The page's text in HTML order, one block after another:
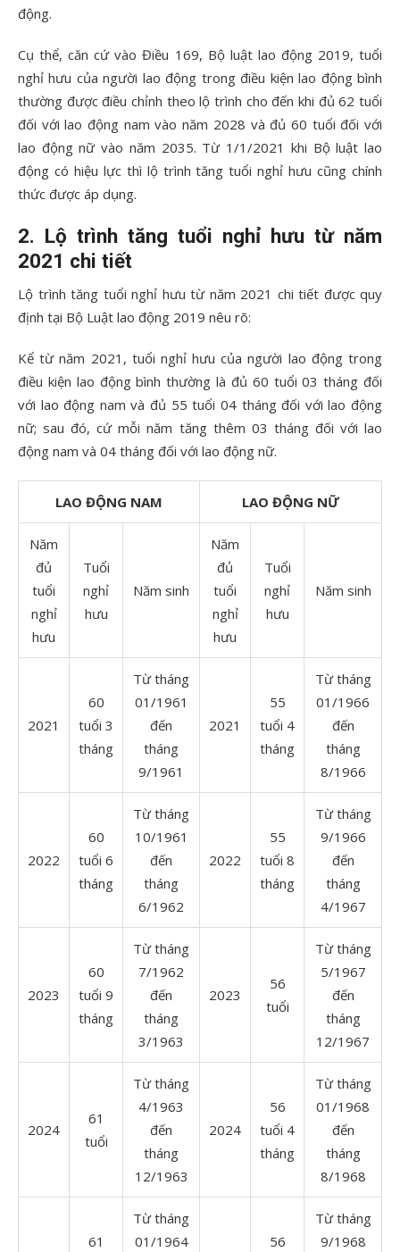
động.
Cụ thể, căn cứ vào Điều 169, Bộ luật lao động 2019, tuổi
nghỉ hưu của người lao động trong điều kiện lao động bình
thường được điều chỉnh theo lộ trình cho đến khi đủ 62 tuổi
đối với lao động nam vào năm 2028 và đủ 60 tuổi đối với
lao động nữ vào năm 2035. Từ 1/1/2021 khi Bộ luật lao
động có hiệu lực thì lộ trình tăng tuổi nghỉ hưu cũng chính
thức được áp dụng.
2. Lộ trình tăng tuổi nghỉ hưu từ năm
2021 chi tiết
Lộ trình tăng tuổi nghỉ hưu từ năm 2021 chi tiết được quy
định tại Bộ Luật lao động 2019 nêu rõ:
Kể từ năm 2021, tuổi nghỉ hưu của người lao động trong
điều kiện lao động bình thường là đủ 60 tuổi 03 tháng đối
với lao động nam và đủ 55 tuổi 04 tháng đối với lao động
nữ; sau đó, cứ mỗi năm tăng thêm 03 tháng đối với lao
động nam và 04 tháng đối với lao động nữ.
LAO ĐỘNG NAM LAO ĐỘNG NỮ
Năm
đủ
tuổi
nghỉ
hưu
Tuổi
nghỉ
hưu
Năm sinh
Năm
đủ
tuổi
nghỉ
hưu
Tuổi
nghỉ
hưu
Năm sinh
2021
60
tuổi 3
tháng
Từ tháng
01/1961
đến
tháng
9/1961
2021
55
tuổi 4
tháng
Từ tháng
01/1966
đến
tháng
8/1966
2022
60
tuổi 6
tháng
Từ tháng
10/1961
đến
tháng
6/1962
2022
55
tuổi 8
tháng
Từ tháng
9/1966
đến
tháng
4/1967
2023
60
tuổi 9
tháng
Từ tháng
7/1962
đến
tháng
3/1963
2023
56
tuổi
Từ tháng
5/1967
đến
tháng
12/1967
2024
61
tuổi
Từ tháng
4/1963
đến
tháng
12/1963
2024
56
tuổi 4
tháng
Từ tháng
01/1968
đến
tháng
8/1968
61
Từ tháng
01/1964
56
Từ tháng
9/1968